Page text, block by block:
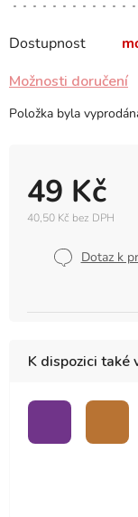
Dostupnost
49 Kč
40,50 Kč bez DPH
Dotaz k
Možnosti doručení
Položka byla
K dispozici také